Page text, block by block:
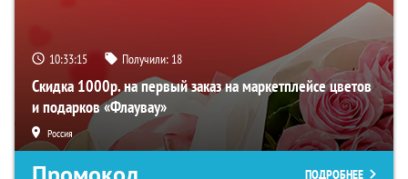
10:33:14 Получили: 18
Скидка 1000р. на первый заказ на маркетплейсе цветов
и подарков «Флаувау»
Россия
ПОДРОБНЕЕ